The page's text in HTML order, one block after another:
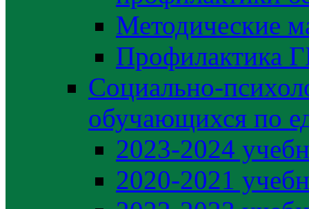
Методические
Социально-
обучающихся по
2023-2024
2020-2021